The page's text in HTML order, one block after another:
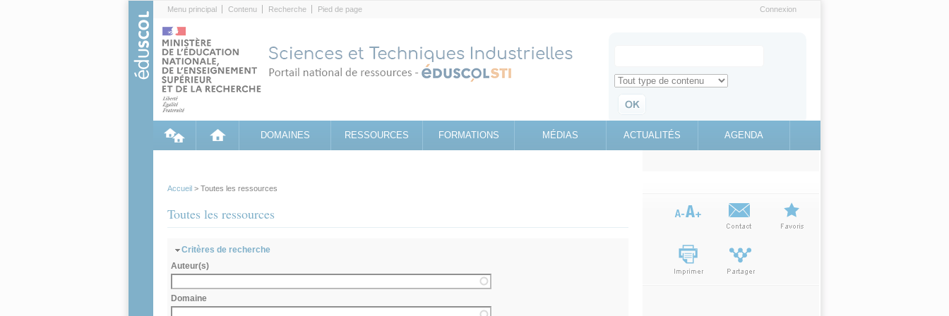
Menu principal Contenu Recherche Pied de page Connexion
Search for
Retrouvez toute l'information sur le site education.gouv.fr
DOMAINES RESSOURCES FORMATIONS MÉDIAS ACTUALITÉS AGENDA
Accueil > Toutes les ressources
Toutes les ressources
Masquer
Critères de recherche
Auteur(s)
Domaine